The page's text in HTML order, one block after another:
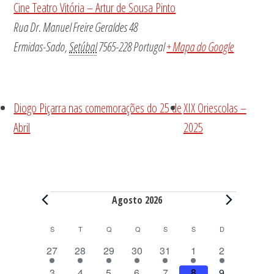
Cine Teatro Vitória – Artur de Sousa Pinto
Rua Dr. Manuel Freire Geraldes 48
Ermidas-Sado,Setúbal7565-228Portugal+ Mapa do Google
Diogo Piçarra nas comemorações do 25 de
Abril
XIX Oriescolas –
2025
Eventos Agosto 2026
SSEGUNDA-FEIRA
T TERÇA-FEIRA
Q QUARTA-FEIRA
Q QUINTA-FEIRA
SSEXTA-FEIRA
S SÁBADOD
6
e
27
6
e
28
6
e
29
6
e
30
8
e
31
8
e
1
6
e
2